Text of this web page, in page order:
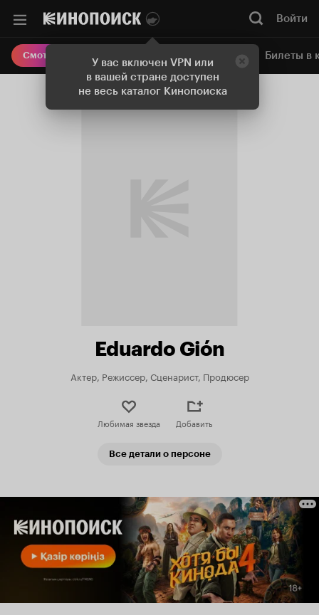
У вас включен VPN или
в вашей стране доступен
не весь каталог Кинопоиска
Войти
Смотреть кино Онлайн-кинотеатр Билеты в
Eduardo Gión
Актер, Режиссер, Сценарист, Продюсер
Любимая звезда Добавить
Все детали о персоне